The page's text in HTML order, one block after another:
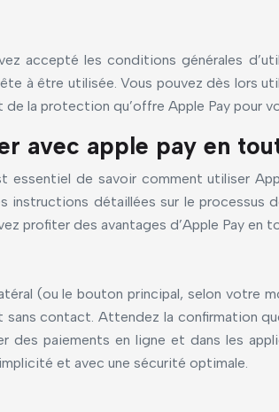
accepté les conditions générales
à être utilisée. Vous pouvez dès lors
la protection qu’offre Apple Pay pour
avec apple pay en
essentiel de savoir comment utiliser
détaillées sur le processus
profiter des avantages d’Apple Pay en
(ou le bouton principal, selon votre
contact. Attendez la confirmation
paiements en ligne et dans les
et avec une sécurité optimale.